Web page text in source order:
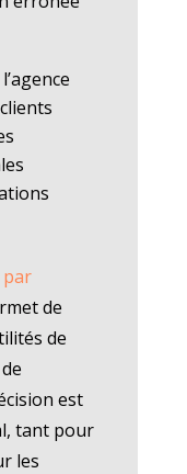
par
de
de
est
tant pour
les